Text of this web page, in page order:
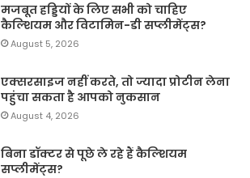
मजबूत हड्डियों के लिए सभी को चाहिए
कैल्शियम और विटामिन-डी सप्लीमेंट्स?
August 5, 2026
एक्सरसाइज नहीं करते, तो ज्यादा प्रोटीन लेना
पहुंचा सकता है आपको नुकसान
August 4, 2026
बिना डॉक्टर से पूछे ले रहे हैं कैल्शियम
सप्लीमेंट्स?